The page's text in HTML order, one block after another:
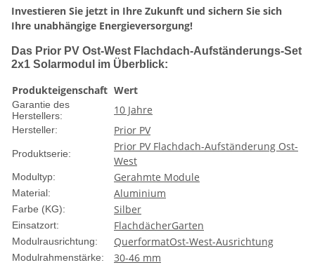
Investieren Sie jetzt in Ihre Zukunft und sichern Sie sich
Ihre unabhängige Energieversorgung!
Das Prior PV Ost-West Flachdach-Aufständerungs-Set
2x1 Solarmodul im Überblick:
Produkteigenschaft Wert
Garantie des
Herstellers:
10 Jahre
Hersteller: Prior PV
Produktserie:
Prior PV Flachdach-Aufständerung Ost-
West
Modultyp: Gerahmte Module
Material: Aluminium
Farbe (KG): Silber
Einsatzort: FlachdächerGarten
Modulrausrichtung: QuerformatOst-West-Ausrichtung
Modulrahmenstärke:
30-46 mm